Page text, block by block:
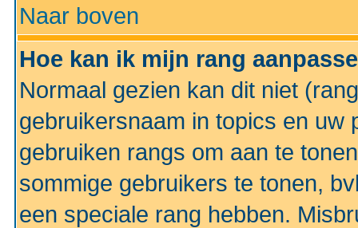
Naar boven
Hoe kan ik mijn rang
Normaal gezien kan dit niet
gebruikersnaam in topics en uw
gebruiken rangs om aan te
sommige gebruikers te tonen,
een speciale rang hebben.